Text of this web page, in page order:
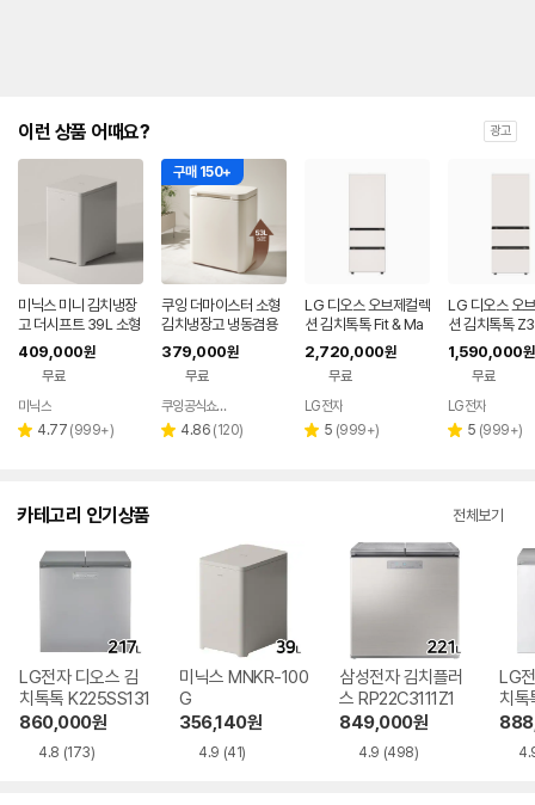
이런 상품 어때요? 광고
미닉스 미니 김치냉장
고 더시프트 39L 소형
뚜껑형
409,000원
무료
미닉스
별 4.77 리
(999+)
구매 150+
쿠잉 더마이스터 소형
김치냉장고 냉동겸용
뚜껑형 발효숙성 K05
5CGGB 그레이지
379,000원
무료
페이
쿠잉공식쇼핑몰
별 4.86 리
(120)
LG 디오스 오브제컬렉
션 김치톡톡 Fit & Ma
x Z334GBB171
2,720,000원
무료
LG전자
별 5 리
(999+)
LG 디오스 오
션 김치톡톡
EF11
1,590,000원
무료
LG전자
별 5 리
(999+)
카테고리 인기상품 전체보기
LG전자 디오스 김
치톡톡 K225SS131
860,000원
4.8 (173)
미닉스 MNKR-100
G
356,140원
4.9 (41)
삼성전자 김치플러
스 RP22C3111Z1
849,000원
4.9 (498)
LG
치
1